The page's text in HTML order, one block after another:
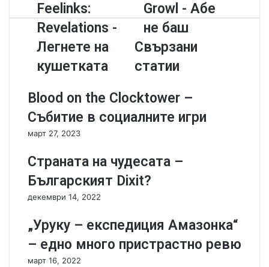
o
b
F
e
e
n
s
R
e
e
a
t
o
n
-
Feelinks:
Revelations -
Легнете на
кушетката
G
r
o
w
б
н
а
ш
Growl - Абе
не баш
Свързани
статии
Blood on the Clocktower –
Събитие в социалните игри
март 27, 2023
Страната на чудесата –
Българският Dixit?
декември 14, 2022
„Уруку – експедиция Амазонка“
– едно много пристрастно ревю
март 16, 2022